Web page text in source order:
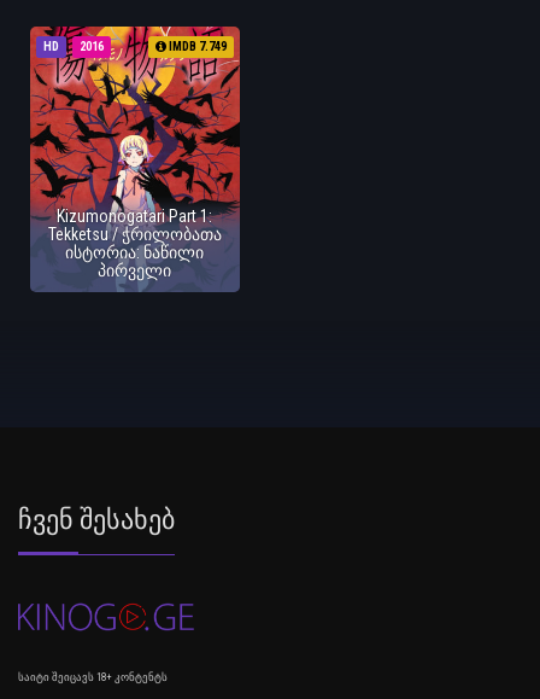
HD 2016 IMDB 7.749
Kizumonogatari Part 1:
Tekketsu / ჭრილობათა
ისტორია: ნაწილი
პირველი
Ჩვენ Შესახებ
საიტი შეიცავს 18+ კონტენტს